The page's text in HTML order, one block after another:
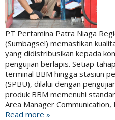
PT Pertamina Patra Niaga
(Sumbagsel) memastikan
yang didistribusikan kepada
pengujian berlapis. Setiap
terminal BBM hingga stasiun
(SPBU), dilalui dengan
produk BBM memenuhi
Area Manager
Read more »